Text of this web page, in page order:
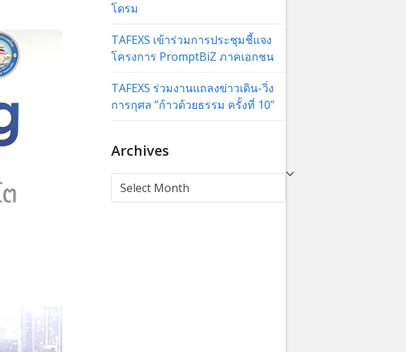
โดรม
TAFEXS เข้าร่วมการประชุมชี้แจง
โครงการ PromptBiZ ภาคเอกชน
TAFEXS ร่วมงานแถลงข่าวเดิน-วิ่ง
การกุศล ”ก้าวด้วยธรรม ครั้งที่ 10”
Archives
Archives